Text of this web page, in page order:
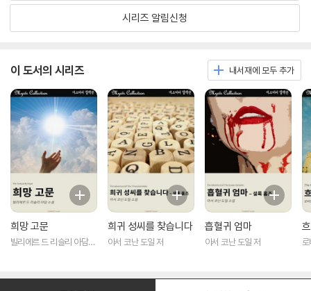
시리즈 알림신청
이 도서의 시리즈 내서재에 모두 추가
희망 고문
빌리에르 드 리슬리 아담
희귀 성씨를 찾습니다
아서 코난 도일 저
흡혈귀 엄마
아서 코난 도일 저